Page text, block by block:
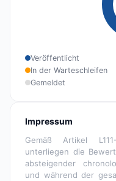
Veröffentlicht
In der Warteschleifen
Gemeldet
Impressum
Gemäß Artikel
unterliegen die
absteigender
und während der